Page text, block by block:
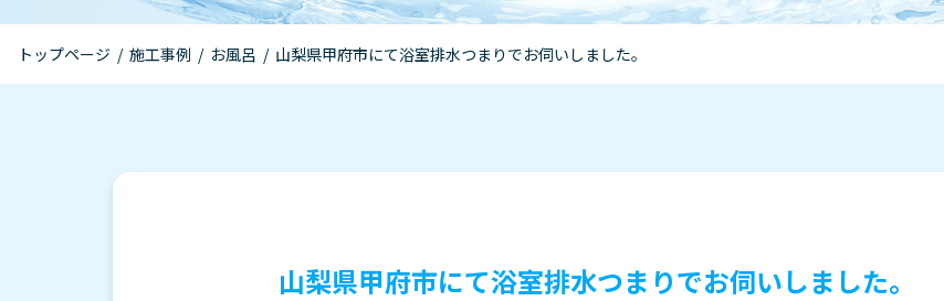
トップページ / 施工事例 / お風呂 / 山梨県甲府市にて浴室排水つまりでお伺いしました。
山梨県甲府市にて浴室排水つまりでお伺いしました。